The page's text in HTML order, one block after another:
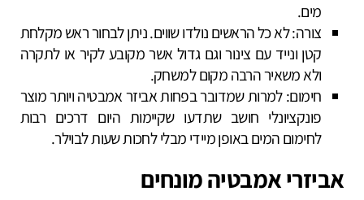
מים.
צורה: לא כל הראשים נולדו שווים. ניתן לבחור ראש מקלחת
קטן ונייד עם צינור וגם גדול אשר מקובע לקיר או לתקרה
ולא משאיר הרבה מקום למשחק.
חימום: למרות שמדובר בפחות אביזר אמבטיה ויותר מוצר
פונקציונלי חושב שתדעו שקיימות היום דרכים רבות
לחימום המים באופן מיידי מבלי לחכות שעות לבוילר.
אביזרי אמבטיה מונחים